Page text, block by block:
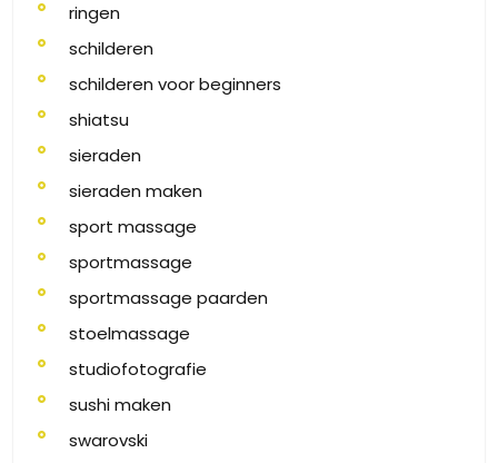
ringen
schilderen
schilderen voor beginners
shiatsu
sieraden
sieraden maken
sport massage
sportmassage
sportmassage paarden
stoelmassage
studiofotografie
sushi maken
swarovski